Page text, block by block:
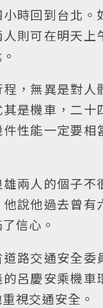
時回到台北。
則可在明天上
，無異是對人
是機車，二十
性能一定要相
兩人的個子不
說他過去曾有
信心。
道路交通安全委
呂慶安乘機車
視交通安全。